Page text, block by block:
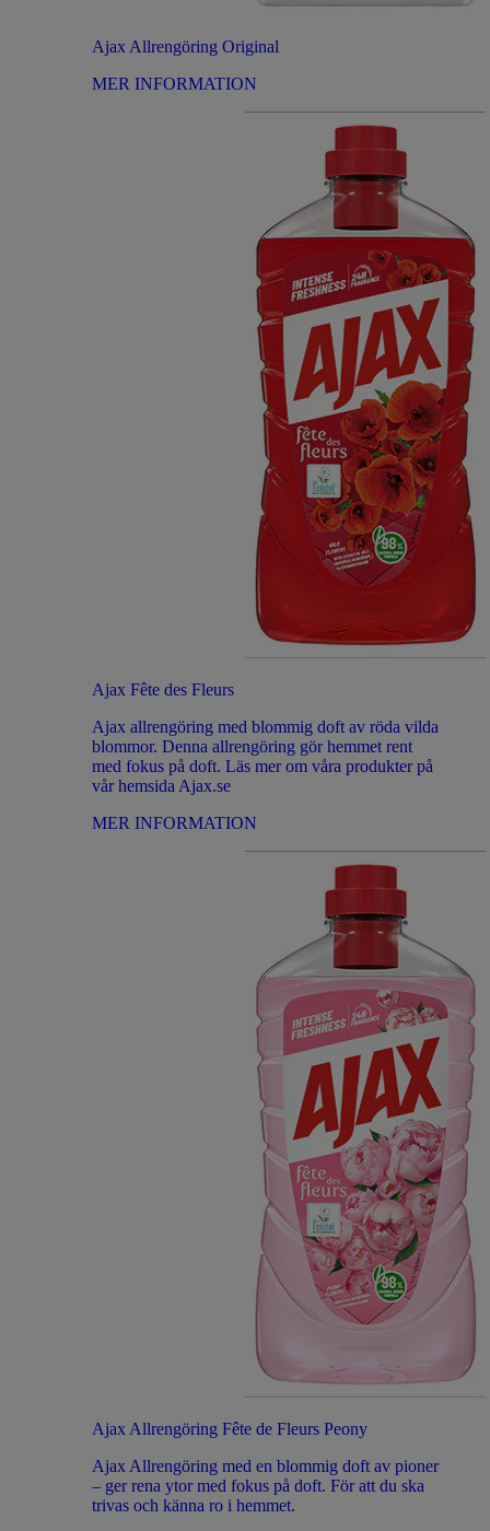
Ajax Allrengöring Original
MER INFORMATION
Ajax Fête des Fleurs
Ajax allrengöring med blommig doft av röda vilda
blommor. Denna allrengöring gör hemmet rent
med fokus på doft. Läs mer om våra produkter på
vår hemsida Ajax.se
MER INFORMATION
Ajax Allrengöring Fête de Fleurs Peony
Ajax Allrengöring med en blommig doft av pioner
– ger rena ytor med fokus på doft. För att du ska
trivas och känna ro i hemmet.